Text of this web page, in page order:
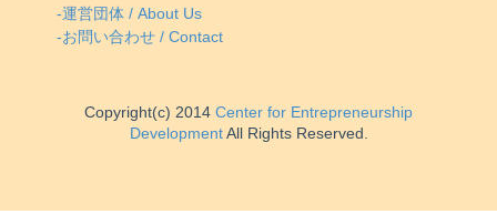
-運営団体 / About Us
-お問い合わせ / Contact
Copyright(c) 2014 Center for Entrepreneurship
DevelopmentAll Rights Reserved.